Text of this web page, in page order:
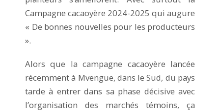
Campagne cacaoyère 2024-2025 qui augure
« De bonnes nouvelles pour les producteurs
».
Alors que la campagne cacaoyère lancée
récemment à Mvengue, dans le Sud, du pays
tarde à entrer dans sa phase décisive avec
l’organisation des marchés témoins, ça